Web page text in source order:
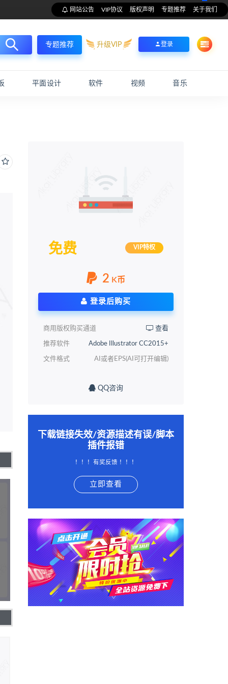
网站公告 VIP协议 版权声明 专题推荐 关于我们
专题推荐 升级VIP 登录
平面设计 软件 视频 音乐
免费 VIP特权
2 K币
登录后购买
商用版权购买通道 查看
推荐软件 Adobe Illustrator CC2015+
文件格式 AI或者EPS(AI可打开编辑)
QQ咨询
下载链接失效/资源描述有误/脚本
插件报错
！！！有奖反馈 ！！！
立即查看